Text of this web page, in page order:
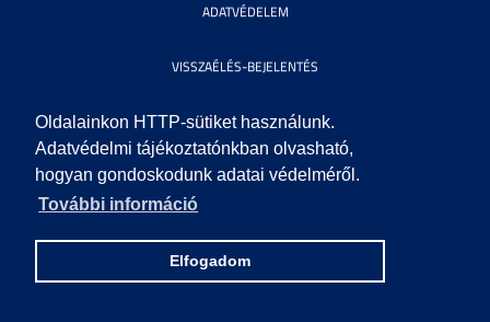
Oldalainkon HTTP-sütiket használunk.
Adatvédelmi tájékoztatónkban olvasható,
hogyan gondoskodunk adatai védelméről.
További információ
Elfogadom
ADATVÉDELEM
VISSZAÉLÉS-BEJELENTÉS
KÖZÉRDEKŰ ADATOK
IMPRESSZUM